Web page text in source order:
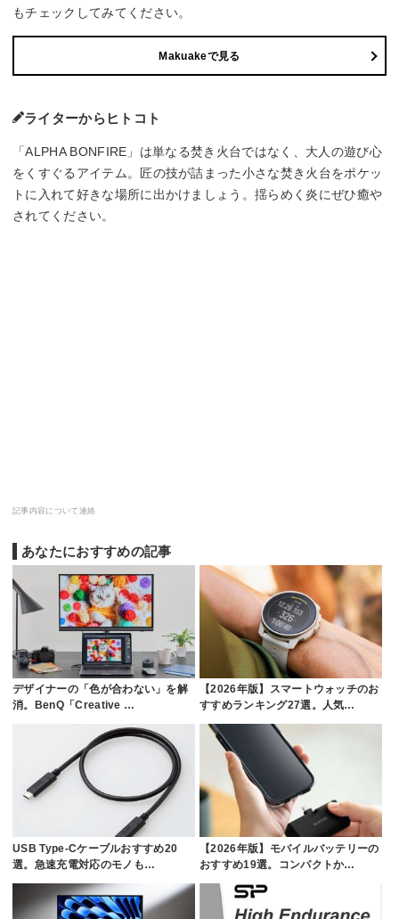
もチェックしてみてください。
Makuakeで見る
ライターからヒトコト
「ALPHA BONFIRE」は単なる焚き火台ではなく、大人の遊び心
をくすぐるアイテム。匠の技が詰まった小さな焚き火台をポケッ
トに入れて好きな場所に出かけましょう。揺らめく炎にぜひ癒や
されてください。
記事内容について連絡
あなたにおすすめの記事
デザイナーの「色が合わない」を解
消。BenQ「Creative …
【2026年版】スマートウォッチのお
すすめランキング27選。人気…
USB Type-Cケーブルおすすめ20
選。急速充電対応のモノも…
【2026年版】モバイルバッテリーの
おすすめ19選。コンパクトか…